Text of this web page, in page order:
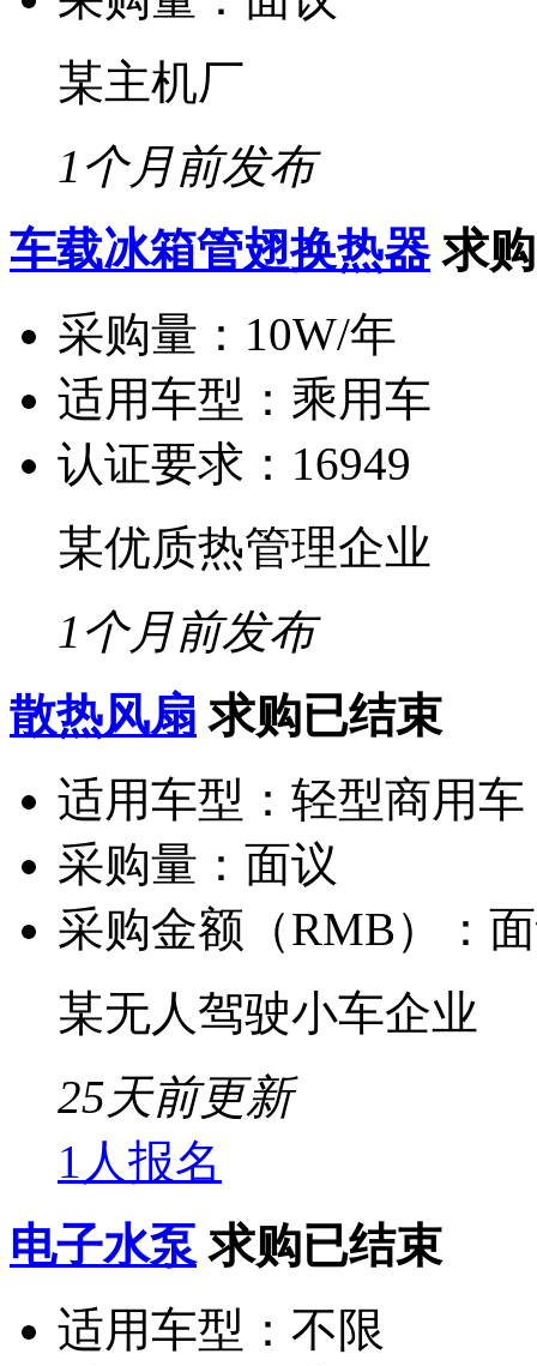
某主机厂
1个月前发布
车载冰箱管翅换热器 求
采购量： 10W/年
适用车型： 乘用车
认证要求： 16949
某优质热管理企业
1个月前发布
散热风扇 求购已结束
适用车型： 轻型商用车
采购量： 面议
采购金额（RMB）：
某无人驾驶小车企业
25天前更新
1人报名
电子水泵 求购已结束
适用车型： 不限